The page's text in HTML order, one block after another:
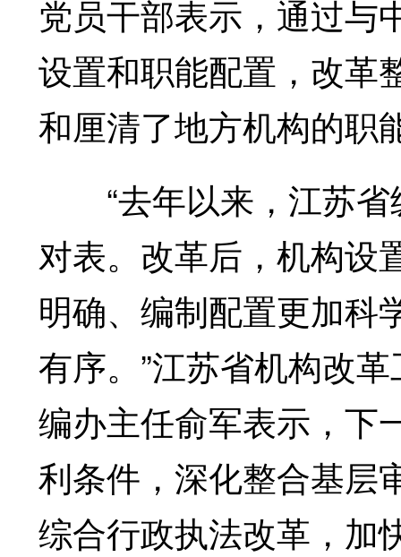
党员干部表示，通过与
设置和职能配置，改革
和厘清了地方机构的职
“去年以来，江苏省
对表。改革后，机构设
明确、编制配置更加科
有序。”江苏省机构改
编办主任俞军表示，下
利条件，深化整合基层
综合行政执法改革，加